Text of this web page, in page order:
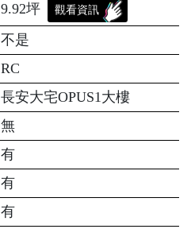
9.92坪 觀看資訊
不是
RC
長安大宅OPUS1大樓
無
有
有
有